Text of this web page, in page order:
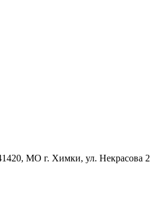
МО г. Химки, ул. Некрасова 2